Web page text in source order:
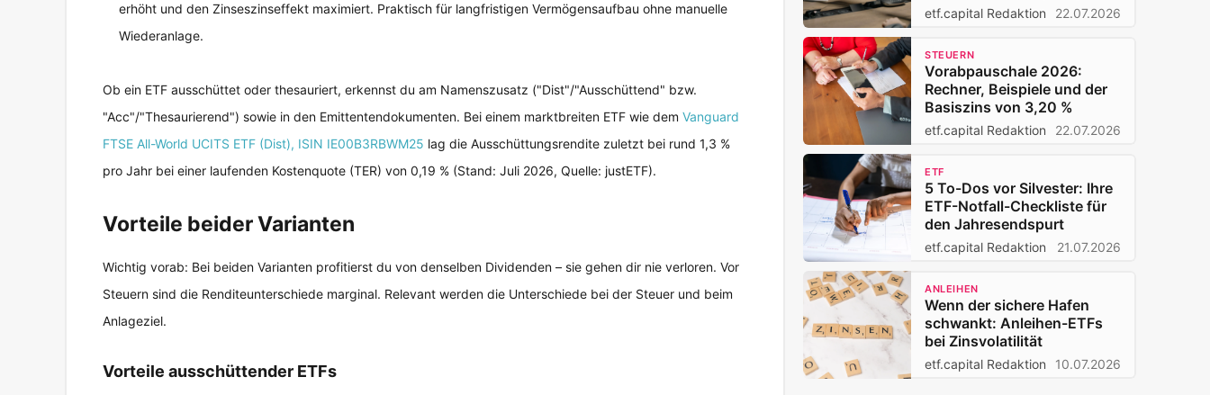
erhöht und den Zinseszinseffekt maximiert. Praktisch für langfristigen Vermögensaufbau ohne manuelle
Wiederanlage.
Ob ein ETF ausschüttet oder thesauriert, erkennst du am Namenszusatz ("Dist"/"Ausschüttend" bzw.
"Acc"/"Thesaurierend") sowie in den Emittentendokumenten. Bei einem marktbreiten ETF wie dem Vanguard
FTSE All-World UCITS ETF (Dist), ISIN IE00B3RBWM25 lag die Ausschüttungsrendite zuletzt bei rund 1,3 %
pro Jahr bei einer laufenden Kostenquote (TER) von 0,19 % (Stand: Juli 2026, Quelle: justETF).
Vorteile beider Varianten
Wichtig vorab: Bei beiden Varianten profitierst du von denselben Dividenden – sie gehen dir nie verloren. Vor
Steuern sind die Renditeunterschiede marginal. Relevant werden die Unterschiede bei der Steuer und beim
Anlageziel.
Vorteile ausschüttender ETFs
etf.capital Redaktion 22.07.2026
STEUERN
Vorabpauschale 2026:
Rechner, Beispiele und der
Basiszins von 3,20 %
etf.capital Redaktion 22.07.2026
ETF
5 To-Dos vor Silvester: Ihre
ETF-Notfall-Checkliste für
den Jahresendspurt
etf.capital Redaktion 21.07.2026
ANLEIHEN
Wenn der sichere Hafen
schwankt: Anleihen-ETFs
bei Zinsvolatilität
etf.capital Redaktion 10.07.2026